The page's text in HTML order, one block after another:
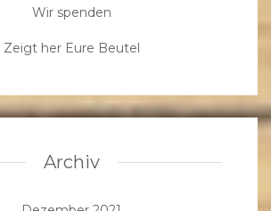
Wir spenden
Zeigt her Eure Beutel
Archiv